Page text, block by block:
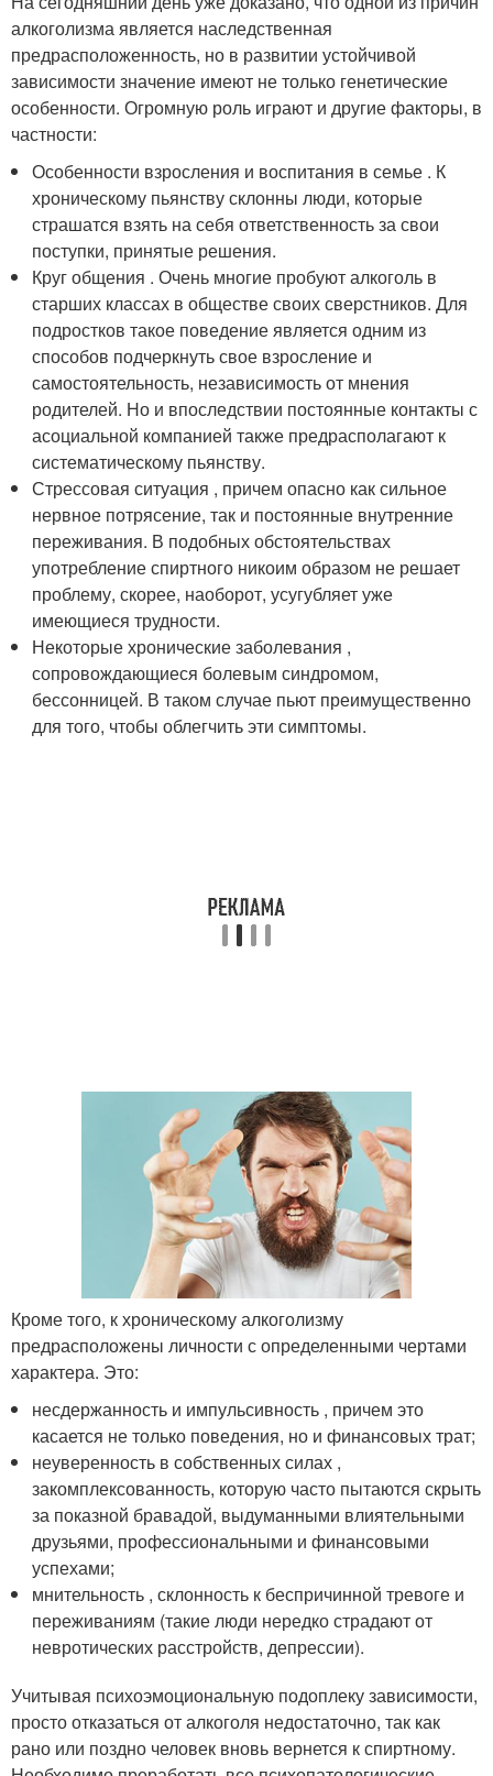
алкоголизма является наследственная
предрасположенность, но в развитии устойчивой
зависимости значение имеют не только генетические
особенности. Огромную роль играют и другие факторы, в
частности:
Особенности взросления и воспитания в семье . К
хроническому пьянству склонны люди, которые
страшатся взять на себя ответственность за свои
поступки, принятые решения.
Круг общения . Очень многие пробуют алкоголь в
старших классах в обществе своих сверстников. Для
подростков такое поведение является одним из
способов подчеркнуть свое взросление и
самостоятельность, независимость от мнения
родителей. Но и впоследствии постоянные контакты с
асоциальной компанией также предрасполагают к
систематическому пьянству.
Стрессовая ситуация , причем опасно как сильное
нервное потрясение, так и постоянные внутренние
переживания. В подобных обстоятельствах
употребление спиртного никоим образом не решает
проблему, скорее, наоборот, усугубляет уже
имеющиеся трудности.
Некоторые хронические заболевания ,
сопровождающиеся болевым синдромом,
бессонницей. В таком случае пьют преимущественно
для того, чтобы облегчить эти симптомы.
Кроме того, к хроническому алкоголизму
предрасположены личности с определенными чертами
характера. Это:
несдержанность и импульсивность , причем это
касается не только поведения, но и финансовых трат;
неуверенность в собственных силах ,
закомплексованность, которую часто пытаются скрыть
за показной бравадой, выдуманными влиятельными
друзьями, профессиональными и финансовыми
успехами;
мнительность , склонность к беспричинной тревоге и
переживаниям (такие люди нередко страдают от
невротических расстройств, депрессии).
Учитывая психоэмоциональную подоплеку зависимости,
просто отказаться от алкоголя недостаточно, так как
рано или поздно человек вновь вернется к спиртному.